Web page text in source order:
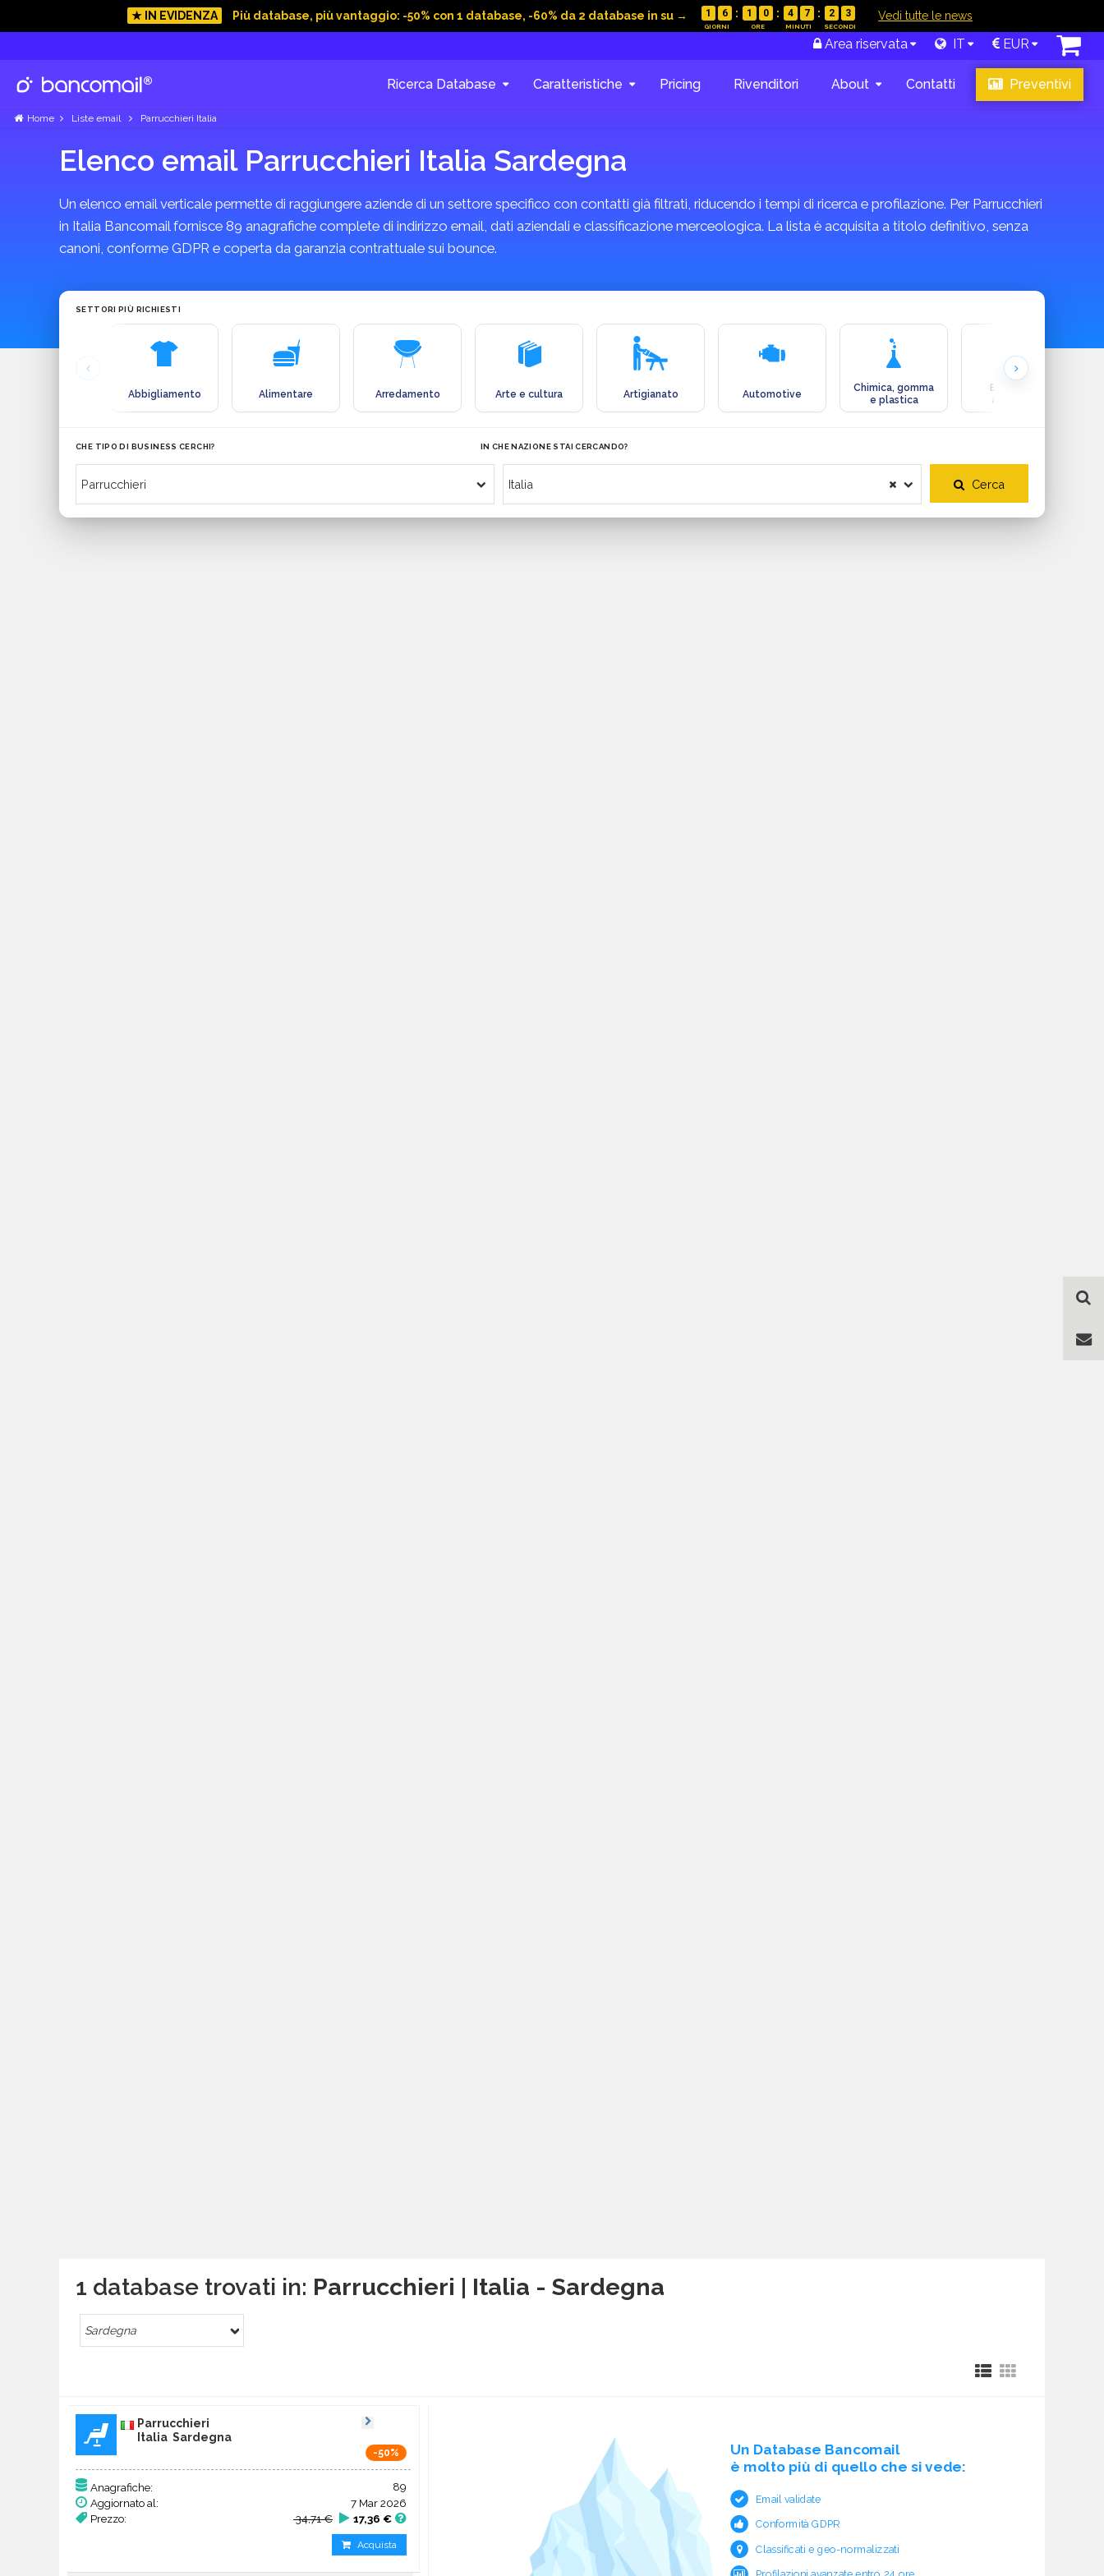
★ IN EVIDENZA Più database, più vantaggio: -50% con 1 database, -60% da 2 database in su → 1 6 1 0 4 7 2 2 Vedi tutte le news
Area riservata IT EUR
Ricerca Database Caratteristiche Pricing Rivenditori About Contatti Preventivi
Home Liste email Parrucchieri Italia
Elenco email Parrucchieri Italia Sardegna
Un elenco email verticale permette di raggiungere aziende di un settore specifico con contatti già filtrati, riducendo i tempi di ricerca e profilazione. Per Parrucchieri
in Italia Bancomail fornisce 89 anagrafiche complete di indirizzo email, dati aziendali e classificazione merceologica. La lista è acquisita a titolo definitivo, senza
canoni, conforme GDPR e coperta da garanzia contrattuale sui bounce.
SETTORI PIÙ RICHIESTI
Abbigliamento Alimentare Arredamento Arte e cultura Artigianato Automotive
Chimica, gomma
e plastica
Ecologia e
ambiente
CHE TIPO DI BUSINESS CERCHI? IN CHE NAZIONE STAI CERCANDO?
Cerca
1 database trovati in: Parrucchieri | Italia - Sardegna
Sardegna
Parrucchieri
Italia Sardegna
-50%
Anagrafiche:
89
Aggiornato al:
7 Mar 2026
Prezzo:
34,71 € 17,36 €
Acquista
Un Database Bancomail
è molto più di quello che si vede:
Email validate
Conformità GDPR
Classificati e geo-normalizzati